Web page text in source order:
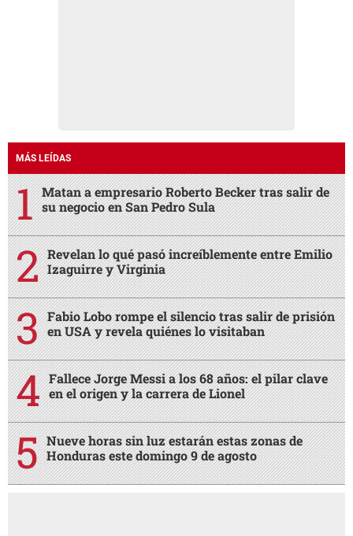
MÁS LEÍDAS
Matan a empresario Roberto Becker tras salir de
su negocio en San Pedro Sula
Revelan lo qué pasó increíblemente entre Emilio
Izaguirre y Virginia
Fabio Lobo rompe el silencio tras salir de prisión
en USA y revela quiénes lo visitaban
Fallece Jorge Messi a los 68 años: el pilar clave
en el origen y la carrera de Lionel
Nueve horas sin luz estarán estas zonas de
Honduras este domingo 9 de agosto